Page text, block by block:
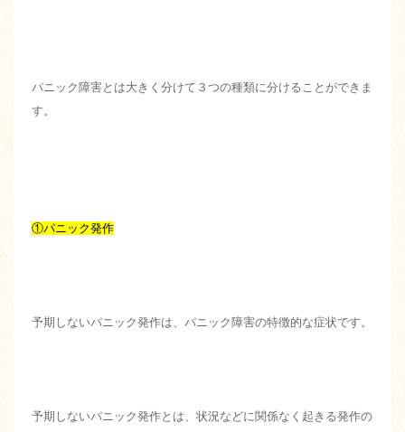
パニック障害とは大きく分けて３つの種類に分けることができま
す。
①パニック発作
予期しないパニック発作は、パニック障害の特徴的な症状です。
予期しないパニック発作とは、状況などに関係なく起きる発作の